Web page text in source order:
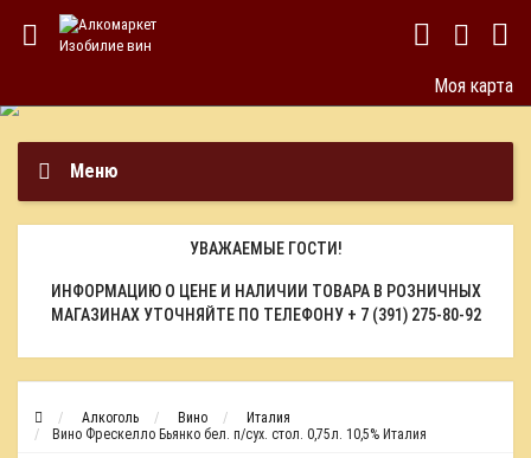
Моя карта
Меню
УВАЖАЕМЫЕ ГОСТИ!
ИНФОРМАЦИЮ О ЦЕНЕ И НАЛИЧИИ ТОВАРА В РОЗНИЧНЫХ
МАГАЗИНАХ УТОЧНЯЙТЕ ПО ТЕЛЕФОНУ + 7 (391) 275-80-92
Алкоголь Вино
Италия
Вино Фрескелло Бьянко бел. п/сух. стол. 0,75л. 10,5% Италия